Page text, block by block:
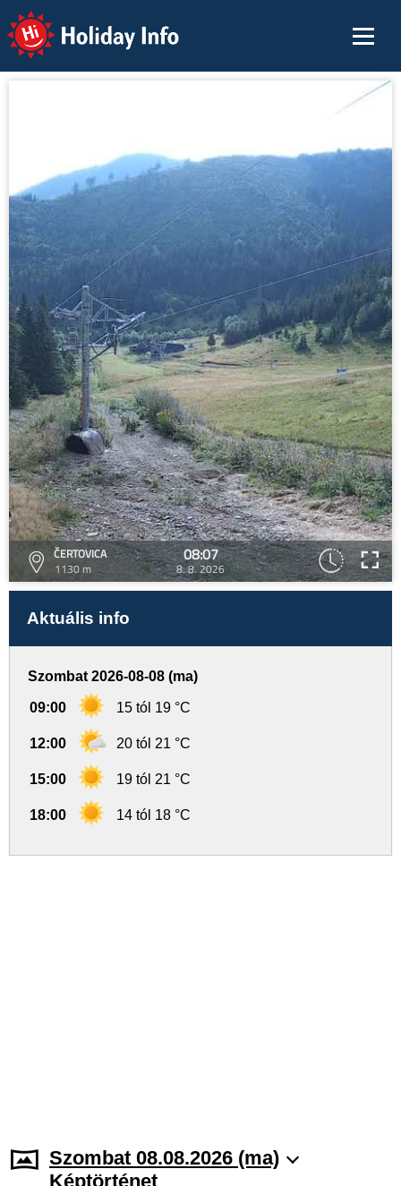
Holiday Info
ČERTOVICA
1130 m
08:07
8. 8. 2026
Aktuális info
Szombat 2026-08-08 (ma)
09:00 15 tól 19 °C
12:00 20 tól 21 °C
15:00 19 tól 21 °C
18:00 14 tól 18 °C
Szombat 08.08.2026 (ma)
Képtörténet